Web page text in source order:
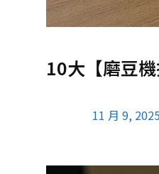
10大【磨豆
11 月 9, 2025